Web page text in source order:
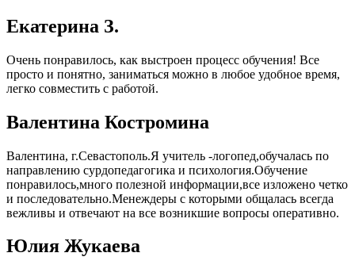
Екатерина З.
Очень понравилось, как выстроен процесс обучения! Все
просто и понятно, заниматься можно в любое удобное время,
легко совместить с работой.
Валентина Костромина
Валентина, г.Севастополь.Я учитель -логопед,обучалась по
направлению сурдопедагогика и психология.Обучение
понравилось,много полезной информации,все изложено четко
и последовательно.Менеждеры с которыми общалась всегда
вежливы и отвечают на все возникшие вопросы оперативно.
Юлия Жукаева